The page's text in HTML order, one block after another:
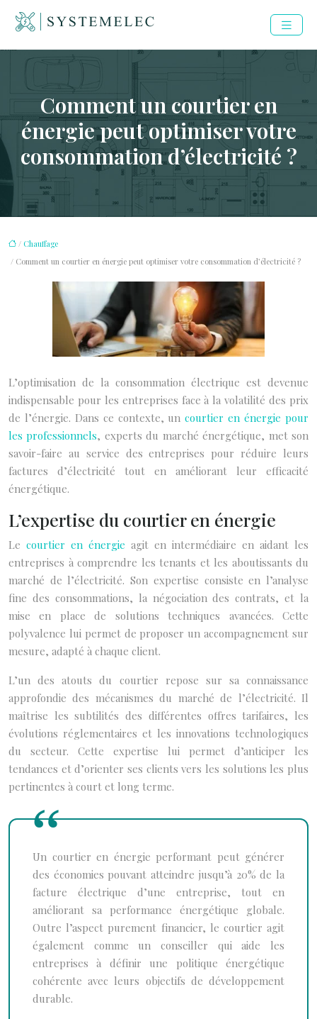
Comment un courtier en
énergie peut optimiser votre
consommation d’électricité ?
/ Chauffage
/ Comment un courtier en énergie peut optimiser votre consommation d’électricité ?
L’optimisation de la consommation électrique est devenue
indispensable pour les entreprises face à la volatilité des prix
de l’énergie. Dans ce contexte, uncourtier en énergie pour
les professionnels, experts du marché énergétique, met son
savoir-faire au service des entreprises pour réduire leurs
factures d’électricité tout en améliorant leur efficacité
énergétique.
L’expertise du courtier en énergie
Le courtier en énergie agit en intermédiaire en aidant les
entreprises à comprendre les tenants et les aboutissants du
marché de l’électricité. Son expertise consiste en l’analyse
fine des consommations, la négociation des contrats, et la
mise en place de solutions techniques avancées. Cette
polyvalence lui permet de proposer un accompagnement sur
mesure, adapté à chaque client.
L’un des atouts du courtier repose sur sa connaissance
approfondie des mécanismes du marché de l’électricité. Il
maîtrise les subtilités des différentes offres tarifaires, les
évolutions réglementaires et les innovations technologiques
du secteur. Cette expertise lui permet d’anticiper les
tendances et d’orienter ses clients vers les solutions les plus
pertinentes à court et long terme.
Un courtier en énergie performant peut générer
des économies pouvant atteindre jusqu’à 20% de la
facture électrique d’une entreprise, tout en
améliorant sa performance énergétique globale.
Outre l’aspect purement financier, le courtier agit
également comme un conseiller qui aide les
entreprises à définir une politique énergétique
cohérente avec leurs objectifs de développement
durable.